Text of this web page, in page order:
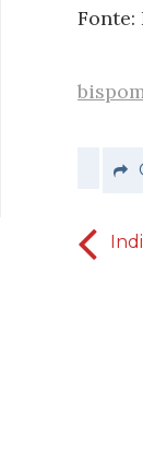
Fonte: